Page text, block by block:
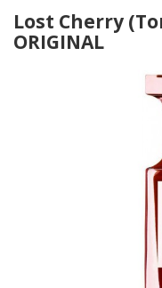
Lost Cherry
ORIGINAL